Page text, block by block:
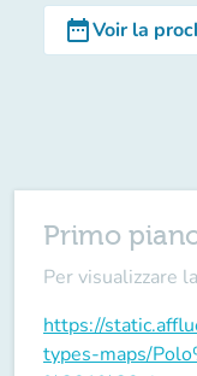
date_rangeVoir la
Primo
Per visualizzare
https://
types-maps/